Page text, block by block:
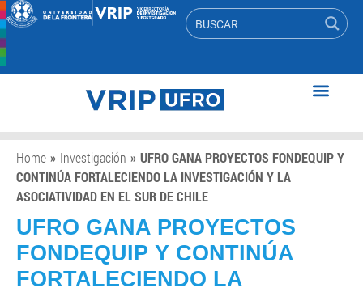
Home » Investigación » UFRO GANA PROYECTOS FONDEQUIP Y
CONTINÚA FORTALECIENDO LA INVESTIGACIÓN Y LA
ASOCIATIVIDAD EN EL SUR DE CHILE
UFRO GANA PROYECTOS
FONDEQUIP Y CONTINÚA
FORTALECIENDO LA